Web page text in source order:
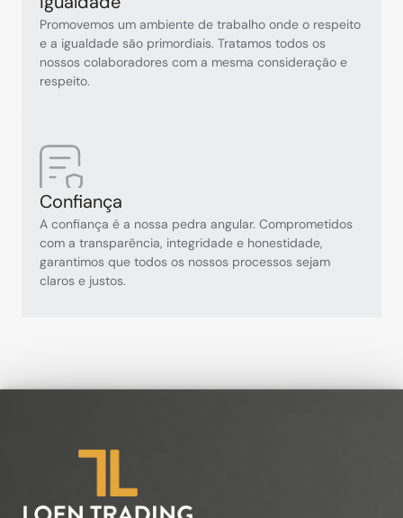
Promovemos um ambiente de trabalho onde o respeito
e a igualdade são primordiais. Tratamos todos os
nossos colaboradores com a mesma consideração e
respeito.
Confiança
A confiança é a nossa pedra angular. Comprometidos
com a transparência, integridade e honestidade,
garantimos que todos os nossos processos sejam
claros e justos.